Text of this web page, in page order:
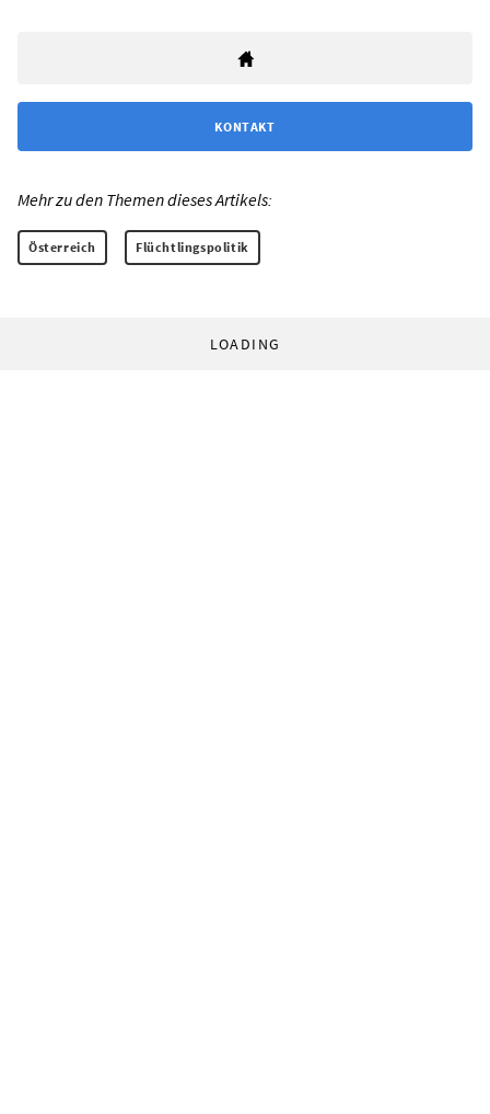
KONTAKT
Mehr zu den Themen dieses Artikels:
Österreich Flüchtlingspolitik
LOADING